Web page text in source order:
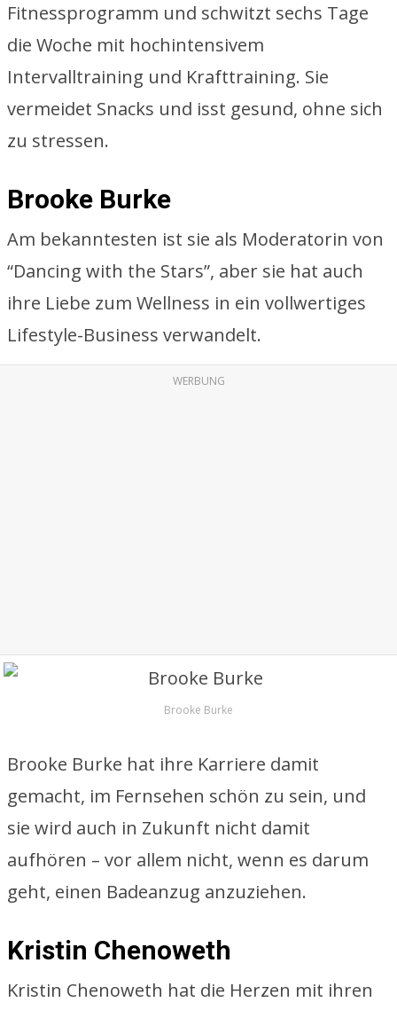
Fitnessprogramm und schwitzt sechs Tage
die Woche mit hochintensivem
Intervalltraining und Krafttraining. Sie
vermeidet Snacks und isst gesund, ohne sich
zu stressen.
Brooke Burke
Am bekanntesten ist sie als Moderatorin von
“Dancing with the Stars”, aber sie hat auch
ihre Liebe zum Wellness in ein vollwertiges
Lifestyle-Business verwandelt.
WERBUNG
Brooke Burke
Brooke Burke hat ihre Karriere damit
gemacht, im Fernsehen schön zu sein, und
sie wird auch in Zukunft nicht damit
aufhören – vor allem nicht, wenn es darum
geht, einen Badeanzug anzuziehen.
Kristin Chenoweth
Kristin Chenoweth hat die Herzen mit ihren